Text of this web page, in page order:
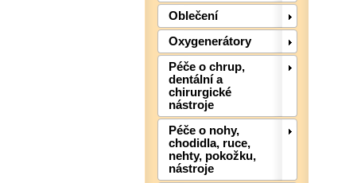
Oblečení
Oxygenerátory
Péče o chrup,
dentální a
chirurgické
nástroje
Péče o nohy,
chodidla, ruce,
nehty, pokožku,
nástroje